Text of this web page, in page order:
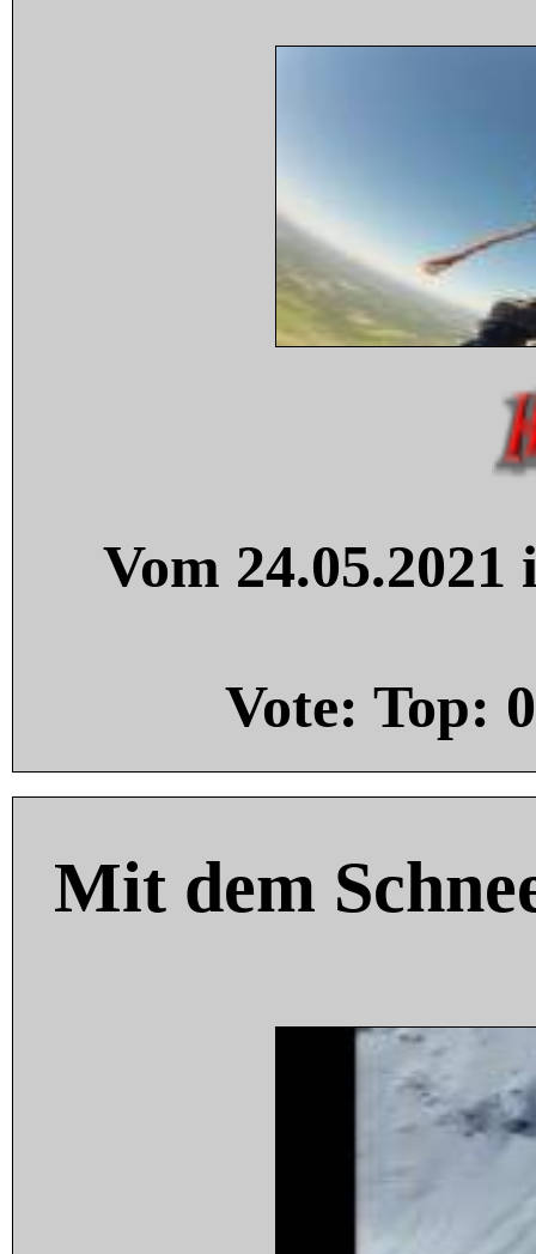
Vom
Vote: Top: 0
Mit dem